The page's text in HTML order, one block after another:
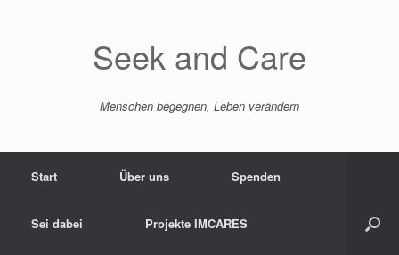
Seek and Care
Menschen begegnen, Leben verändern
Start Über uns Spenden
Sei dabei Projekte IMCARES